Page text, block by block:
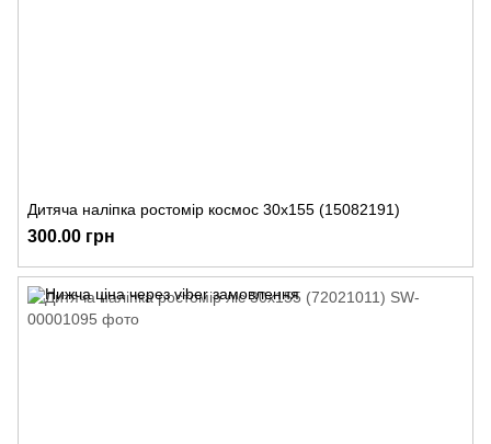
Дитяча наліпка ростомір космос 30х155 (15082191)
300.00 грн